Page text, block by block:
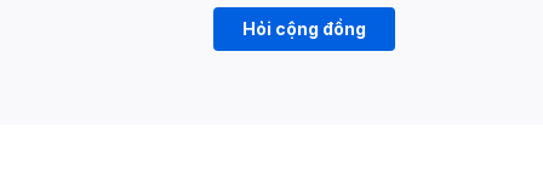
Hỏi cộng đồng